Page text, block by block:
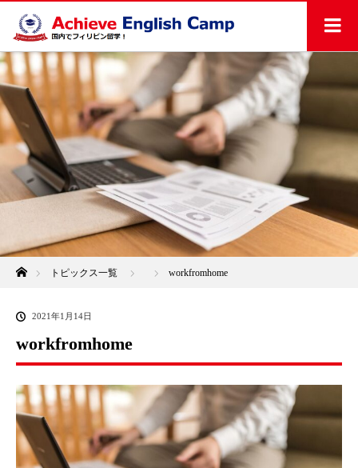
ホームトピックス一覧 workfromhome
2021年1月14日
workfromhome